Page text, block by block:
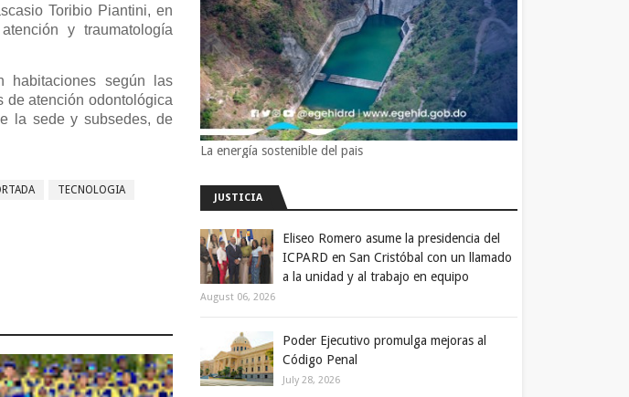
Toribio Piantini, en
y traumatología
habitaciones según las
de atención odontológica
la sede y subsedes, de
TECNOLOGIA
La energía sostenible del pais
JUSTICIA
Eliseo Romero asume la presidencia del
ICPARD en San Cristóbal con un llamado
a la unidad y al trabajo en equipo
August 06, 2026
Poder Ejecutivo promulga mejoras al
Código Penal
July 28, 2026